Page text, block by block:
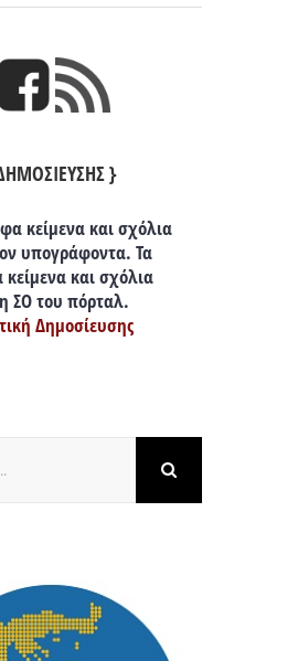
}
κείμενα και σχόλια
υπογράφοντα. Τα
και σχόλια
ΣΟ του πόρταλ.
Δημοσίευσης